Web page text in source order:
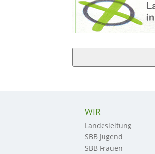
WIR
Landesleitung
SBB Jugend
SBB Frauen